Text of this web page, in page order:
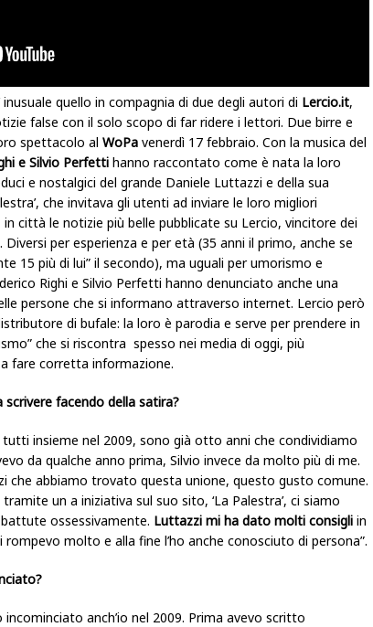
inusuale quello in compagnia di due degli autori di Lercio.it,
false con il solo scopo di far ridere i lettori. Due birre e
spettacolo al WoPa venerdì 17 febbraio. Con la musica del
e Silvio Perfetti hanno raccontato come è nata la loro
e nostalgici del grande Daniele Luttazzi e della sua
che invitava gli utenti ad inviare le loro migliori
città le notizie più belle pubblicate su Lercio, vincitore dei
. Diversi per esperienza e per età (35 anni il primo, anche se
15 più di lui” il secondo), ma uguali per umorismo e
Righi e Silvio Perfetti hanno denunciato anche una
persone che si informano attraverso internet. Lercio però
di bufale: la loro è parodia e serve per prendere in
che si riscontra spesso nei media di oggi, più
fare corretta informazione.
facendo della satira?
tutti insieme nel 2009, sono già otto anni che condividiamo
da qualche anno prima, Silvio invece da molto più di me.
che abbiamo trovato questa unione, questo gusto comune.
un a iniziativa sul suo sito, ‘La Palestra’, ci siamo
ossessivamente. Luttazzi mi ha dato molti consigli in
molto e alla fine l’ho anche conosciuto di persona”.
anch’io nel 2009. Prima avevo scritto